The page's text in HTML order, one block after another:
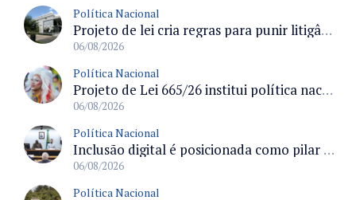
Política Nacional
Projeto de lei cria regras para punir litigância abusiva reversa e integrar sistemas do Judiciário
06/08/2026
Política Nacional
Projeto de Lei 665/26 institui política nacional para prevenção ao transfeminicídio e prevê medidas de proteção e reparação
06/08/2026
Política Nacional
Inclusão digital é posicionada como pilar essencial da reurbanização de favelas e periferias
06/08/2026
Política Nacional